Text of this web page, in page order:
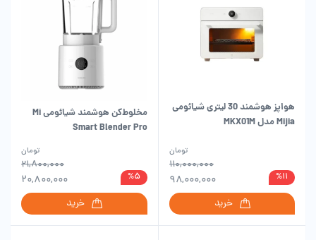
هواپز هوشمند 30 لیتری شیائومی
Mijia مدل MKX01M
۱۱۰,۰۰۰,۰۰۰
تومان
۹۸,۰۰۰,۰۰۰ %۱۱
خرید
مخلوط‌کن هوشمند شیائومی Mi
Smart Blender Pro
۲۱,۸۰۰,۰۰۰
تومان
۲۰,۸۰۰,۰۰۰ %۵
خرید